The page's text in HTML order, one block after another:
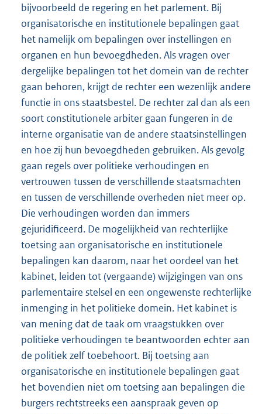
bijvoorbeeld de regering en het parlement. Bij
organisatorische en institutionele bepalingen gaat
het namelijk om bepalingen over instellingen en
organen en hun bevoegdheden. Als vragen over
dergelijke bepalingen tot het domein van de rechter
gaan behoren, krijgt de rechter een wezenlijk andere
functie in ons staatsbestel. De rechter zal dan als een
soort constitutionele arbiter gaan fungeren in de
interne organisatie van de andere staatsinstellingen
en hoe zij hun bevoegdheden gebruiken. Als gevolg
gaan regels over politieke verhoudingen en
vertrouwen tussen de verschillende staatsmachten
en tussen de verschillende overheden niet meer op.
Die verhoudingen worden dan immers
gejuridificeerd. De mogelijkheid van rechterlijke
toetsing aan organisatorische en institutionele
bepalingen kan daarom, naar het oordeel van het
kabinet, leiden tot (vergaande) wijzigingen van ons
parlementaire stelsel en een ongewenste rechterlijke
inmenging in het politieke domein. Het kabinet is
van mening dat de taak om vraagstukken over
politieke verhoudingen te beantwoorden echter aan
de politiek zelf toebehoort. Bij toetsing aan
organisatorische en institutionele bepalingen gaat
het bovendien niet om toetsing aan bepalingen die
burgers rechtstreeks een aanspraak geven op